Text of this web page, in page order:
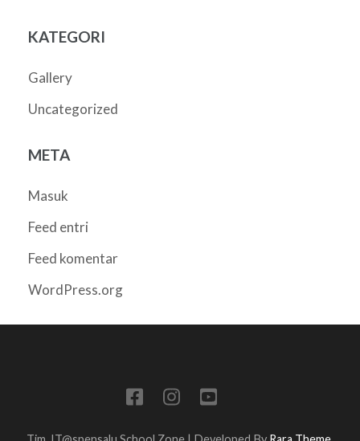
KATEGORI
Gallery
Uncategorized
META
Masuk
Feed entri
Feed komentar
WordPress.org